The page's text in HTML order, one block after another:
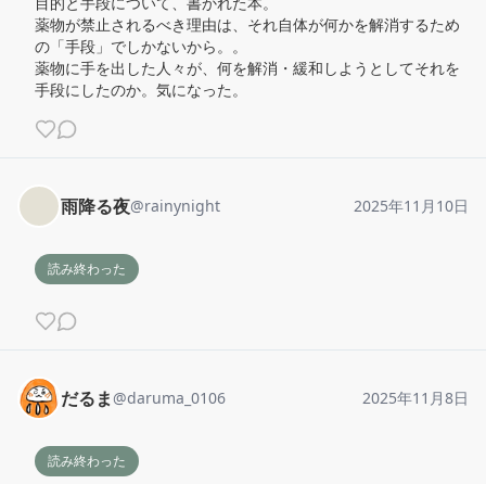
薬物が禁止されるべき理由は、それ自体が何かを解消するため
の「手段」でしかないから。。
薬物に手を出した人々が、何を解消・緩和しようとしてそれを
手段にしたのか。気になった。
雨降る夜@rainynight 2025年11月10日
読み終わった
だるま@daruma_0106 2025年11月8日
読み終わった